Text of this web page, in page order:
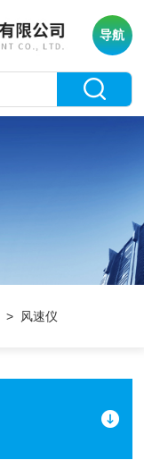
导航
> 风速仪